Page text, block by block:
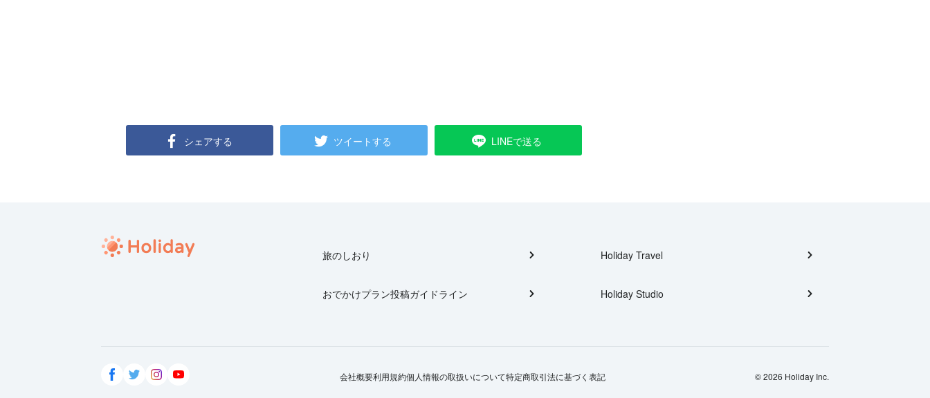
シェアする ツイートする LINEで送る
旅のしおり
おでかけプラン投稿ガイドライン
Holiday Travel
Holiday Studio
会社概要利用規約個人情報の取扱いについて特定商取引法に基づく表記 © 2026 Holiday Inc.